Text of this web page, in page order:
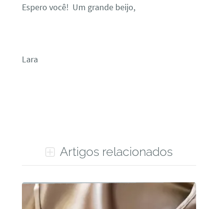
Espero você! Um grande beijo,
Lara
Artigos relacionados